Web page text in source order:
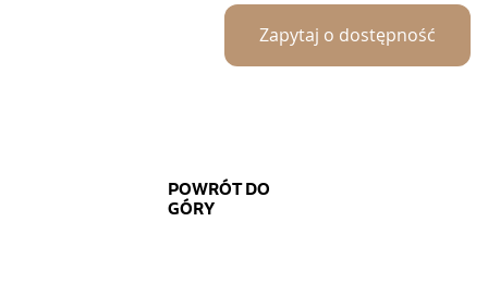
Zapytaj o dostępność
POWRÓT DO
GÓRY